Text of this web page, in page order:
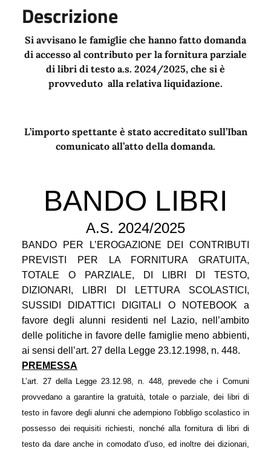
Descrizione
Si avvisano le famiglie che hanno fatto domanda
di accesso al contributo per la fornitura parziale
di libri di testo a.s. 2024/2025, che si è
provveduto alla relativa liquidazione.
L’importo spettante è stato accreditato sull’Iban
comunicato all’atto della domanda.
BANDO LIBRI
A.S. 2024/2025
BANDO PER L’EROGAZIONE DEI CONTRIBUTI
PREVISTI PER LA FORNITURA GRATUITA,
TOTALE O PARZIALE, DI LIBRI DI TESTO,
DIZIONARI, LIBRI DI LETTURA SCOLASTICI,
SUSSIDI DIDATTICI DIGITALI O NOTEBOOK a
favore degli alunni residenti nel Lazio, nell’ambito
delle politiche in favore delle famiglie meno abbienti,
ai sensi dell’art. 27 della Legge 23.12.1998, n. 448.
PREMESSA
L’art. 27 della Legge 23.12.98, n. 448, prevede che i Comuni
provvedano a garantire la gratuità, totale o parziale, dei libri di
testo in favore degli alunni che adempiono l'obbligo scolastico in
possesso dei requisiti richiesti, nonché alla fornitura di libri di
testo da dare anche in comodato d’uso, ed inoltre dei dizionari,